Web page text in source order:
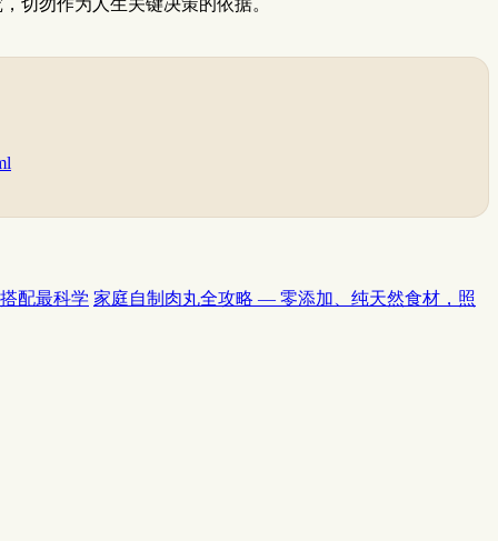
切勿作为人生关键决策的依据。
配最科学 家庭自制肉丸全攻略 — 零添加、纯天然食材，照